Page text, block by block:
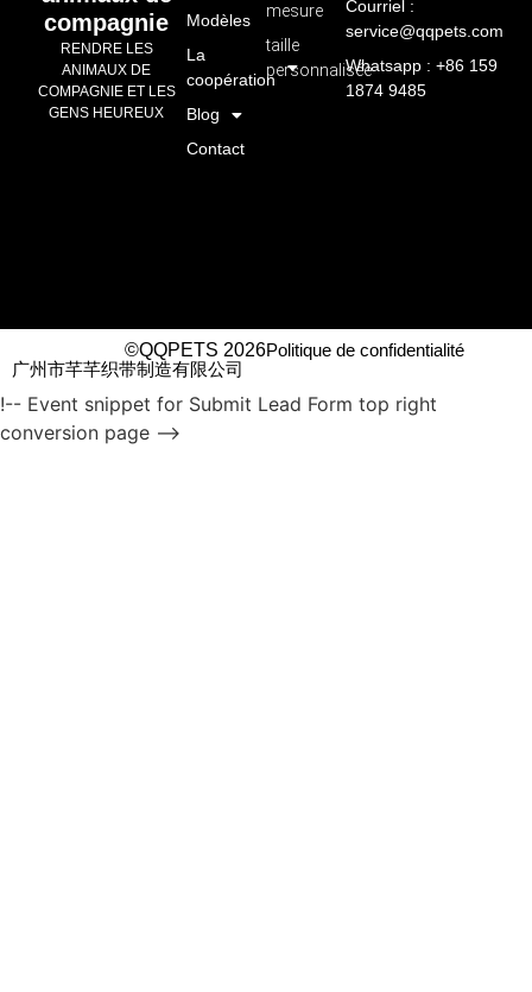
compagnie
RENDRE LES
ANIMAUX DE
COMPAGNIE ET LES
GENS HEUREUX
mesure
taille
personnalisée
Modèles
La
coopération
Blog
Contact
Courriel :
service@qqpets.com
Whatsapp : +86 159
1874 9485
©QQPETS 2026Politique de confidentialité
广州市芊芊织带制造有限公司
!-- Event snippet for Submit Lead Form top right
conversion page -->